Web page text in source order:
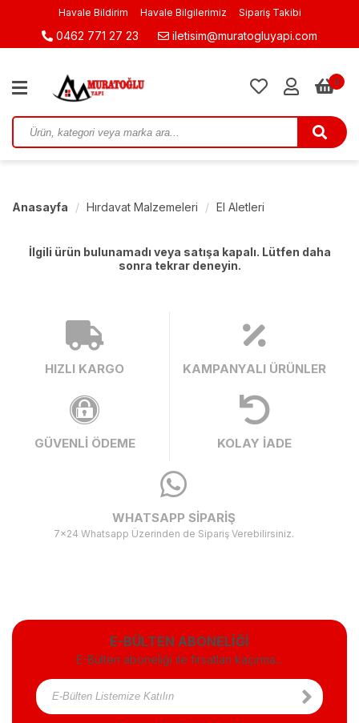
Havale Bildirim Havale Bilgilerimiz Sipariş Takibi
0462 771 27 23 iletisim@muratogluyapi.com
0
Anasayfa Hırdavat Malzemeleri El Aletleri
İlgili ürün bulunamadı veya satışa kapalı. Lütfen daha
sonra tekrar deneyin.
HIZLI KARGO KAMPANYALI ÜRÜNLER
GÜVENLİ ÖDEME KOLAY İADE
WHATSAPP SİPARİŞ
7x24 Whatsapp Üzerinden de Sipariş Verebilirsiniz.
E-BÜLTEN ABONELİĞİ
E-Bülten aboneliği ile fırsatları kaçırma...